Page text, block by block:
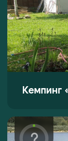
Кемпинг